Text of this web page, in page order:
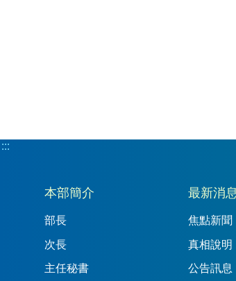
:::
:::
本部簡介
部長
次長
主任秘書
最新消
焦點新聞
真相說明
公告訊息